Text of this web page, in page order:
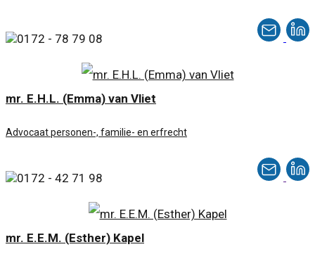
0172 - 78 79 08
mr. E.H.L. (Emma) van Vliet
Advocaat personen-, familie- en erfrecht
0172 - 42 71 98
mr. E.E.M. (Esther) Kapel